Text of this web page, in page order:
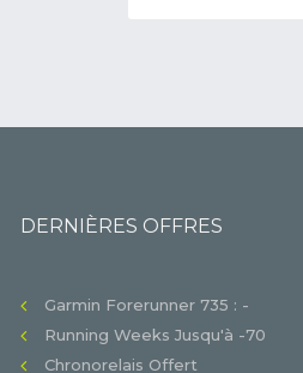
DERNIÈRES OFFRES
Garmin Forerunner 735 : -
Running Weeks Jusqu'à -70
Chronorelais Offert